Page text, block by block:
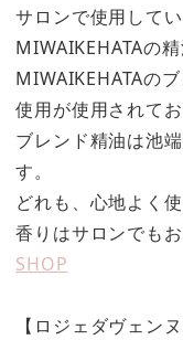
サロンで使用して
MIWAIKEHATAの
MIWAIKEHATAの
使用が使用されてお
ブレンド精油は池
す。
どれも、心地よく
香りはサロンでも
SHOP
【ロジェダヴェン